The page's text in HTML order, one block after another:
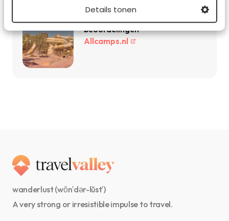
Details tonen
Topcampings met hoge
beoordelingen
Allcamps.nl
wanderlust (wŏn′dər-lŭst′)
A very strong or irresistible impulse to travel.